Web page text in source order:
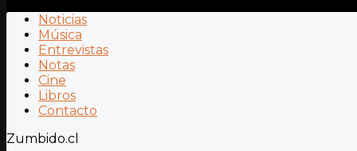
Noticias
Música
Entrevistas
Notas
Cine
Libros
Contacto
Zumbido.cl